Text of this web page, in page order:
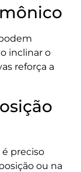
inclinar o
reforça a
é preciso
ou na